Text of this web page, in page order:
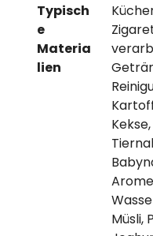
Typisch
e
Materia
lien
Müsli,